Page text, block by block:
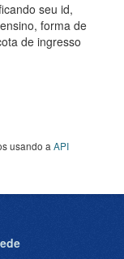
seu id,
forma de
de ingresso
usando a API